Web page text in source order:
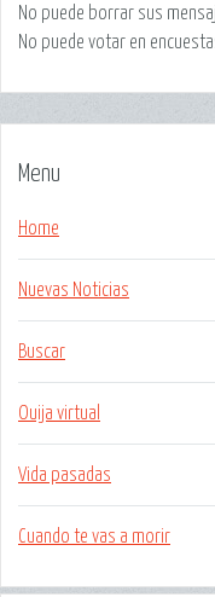
No puede borrar sus
No puede votar en
Menu
Home
Nuevas Noticias
Buscar
Ouija virtual
Vida pasadas
Cuando te vas a morir